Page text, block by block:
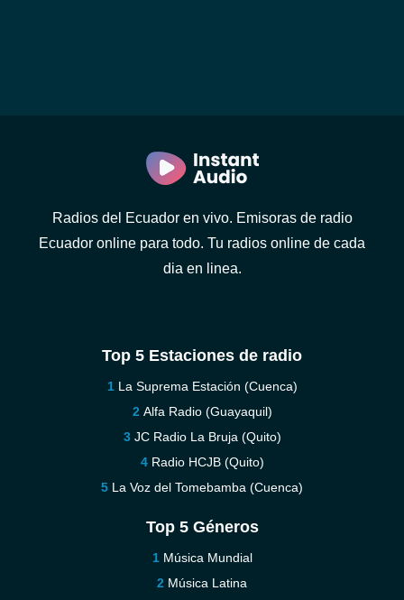
Radios del Ecuador en vivo. Emisoras de radio
Ecuador online para todo. Tu radios online de cada
dia en linea.
Top 5 Estaciones de radio
La Suprema Estación (Cuenca)
Alfa Radio (Guayaquil)
JC Radio La Bruja (Quito)
Radio HCJB (Quito)
La Voz del Tomebamba (Cuenca)
Top 5 Géneros
Música Mundial
Música Latina